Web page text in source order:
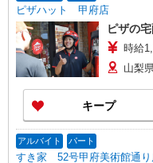
ピザハット 甲府店
ピザの
時給
山梨
キープ
アルバイト パート
すき家 52号甲府美術館通り